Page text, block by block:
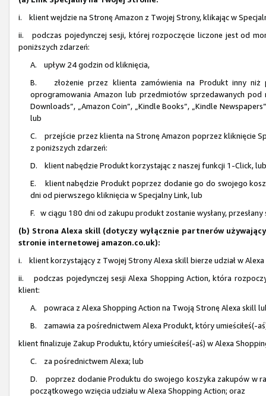
i. klient wejdzie na Stronę Amazon z Twojej Strony, klikając w
ii. podczas pojedynczej sesji, której rozpoczęcie liczone jest od
poniższych zdarzeń:
A. upływ 24 godzin od kliknięcia,
B. złożenie przez klienta zamówienia na Produkt inny niż
oprogramowania Amazon lub przedmiotów sprzedawanych pod
Downloads”, „Amazon Coin”, „Kindle Books”, „Kindle
lub
C. przejście przez klienta na Stronę Amazon poprzez kliknięcie
z poniższych zdarzeń:
D. klient nabędzie Produkt korzystając z naszej funkcji 1-Click, lub
E. klient nabędzie Produkt poprzez dodanie go do swojego
dni od pierwszego kliknięcia w Specjalny Link, lub
F. w ciągu 180 dni od zakupu produkt zostanie wysłany,
(b) Strona Alexa skill (dotyczy wyłącznie partnerów
stronie internetowej amazon.co.uk):
i. klient korzystający z Twojej Strony Alexa skill bierze udział w
ii. podczas pojedynczej sesji Alexa Shopping Action, która
klient:
A. powraca z Alexa Shopping Action na Twoją Stronę Alexa skill
B. zamawia za pośrednictwem Alexa Produkt, który umieściłeś(-
klient finalizuje Zakup Produktu, który umieściłeś(-aś) w Alexa
C. za pośrednictwem Alexa; lub
D. poprzez dodanie Produktu do swojego koszyka zakupów w
początkowego wzięcia udziału w Alexa Shopping Action; oraz